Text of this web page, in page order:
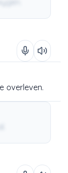
overleven.